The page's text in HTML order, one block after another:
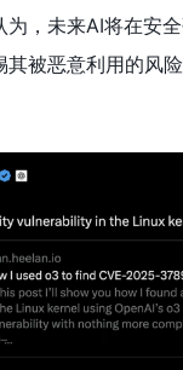
为，未来AI将在安
其被恶意利用的风